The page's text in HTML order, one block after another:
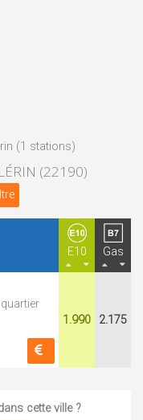
(1 stations)
(22190)
E10 Gas
1.990 2.175
cette ville ?